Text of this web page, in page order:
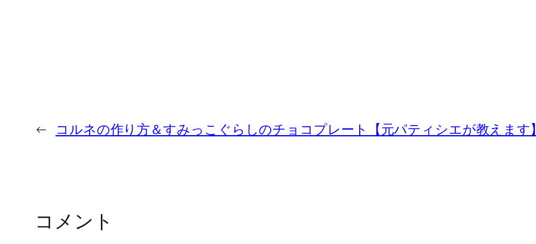
← コルネの作り方＆すみっこぐらしのチョコプレート【元パティシエが教えます】
コメント